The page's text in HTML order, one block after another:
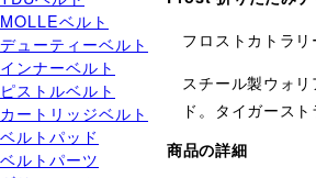
MOLLEベルト
デューティーベルト
インナーベルト
ピストルベルト
カートリッジベルト
ベルトパッド
ベルトパーツ
フロストカトラ
スチール製ウォ
ド。タイガース
商品の詳細